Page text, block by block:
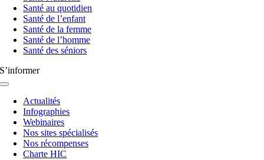
Santé au quotidien
Santé de l’enfant
Santé de la femme
Santé de l’homme
Santé des séniors
S’informer
Navigation
basculeActualités
Infographies
Webinaires
Nos sites spécialisés
Nos récompenses
Charte HIC